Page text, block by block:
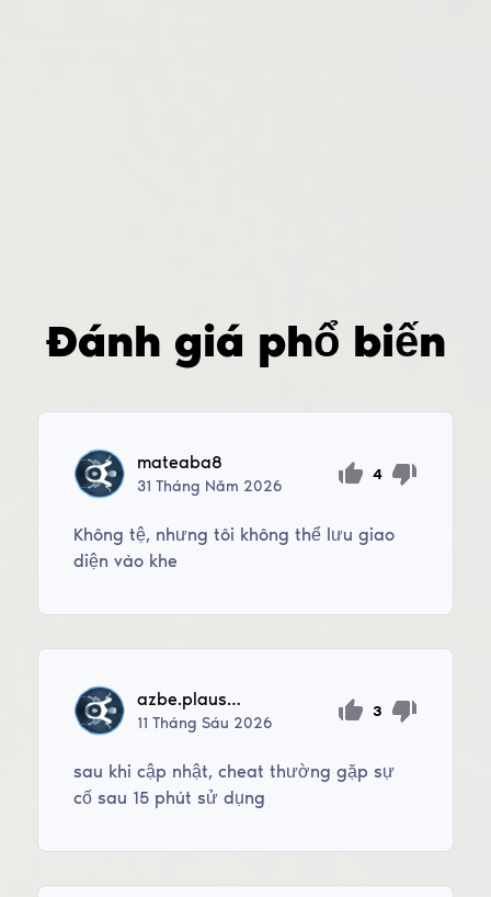
Đánh giá phổ biến
mateaba8
31Tháng Năm 2026
4
Không tệ, nhưng tôi không thể lưu giao
diện vào khe
azbe.plausteiner
11Tháng Sáu 2026
3
sau khi cập nhật, cheat thường gặp sự
cố sau 15 phút sử dụng